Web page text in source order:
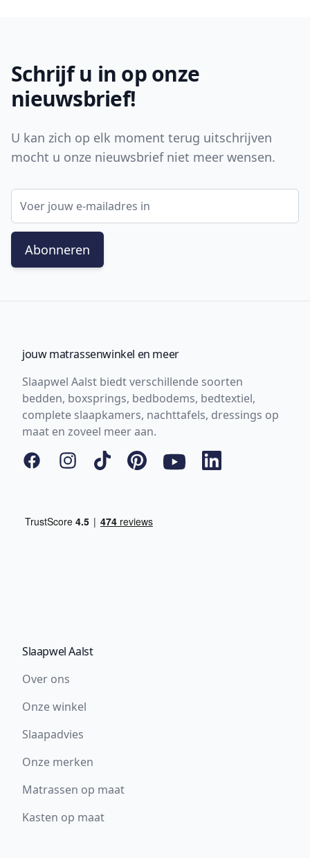
Schrijf u in op onze
nieuwsbrief!
U kan zich op elk moment terug uitschrijven
mocht u onze nieuwsbrief niet meer wensen.
E-mail adres
Abonneren
jouw matrassenwinkel en meer
Slaapwel Aalst biedt verschillende soorten
bedden, boxsprings, bedbodems, bedtextiel,
complete slaapkamers, nachttafels, dressings op
maat en zoveel meer aan.
FacebookInstagram
Tiktok PinterestYouTubeLinkedIn
Slaapwel Aalst
Over ons
Onze winkel
Slaapadvies
Onze merken
Matrassen op maat
Kasten op maat